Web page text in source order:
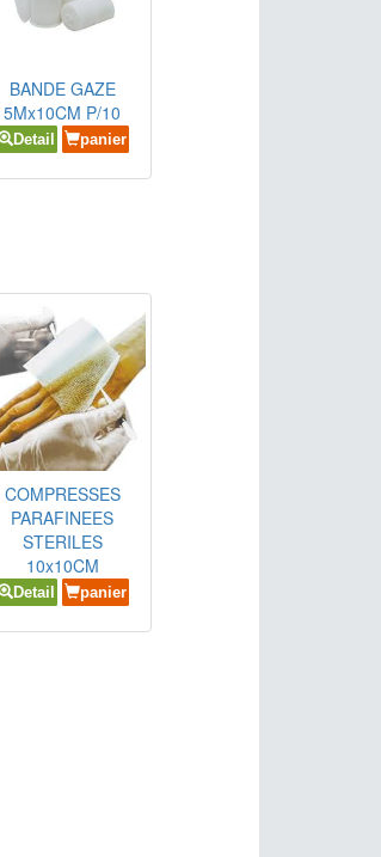
BANDE GAZE
5Mx10CM P/10
Detail panier
COMPRESSES
PARAFINEES
STERILES
10x10CM
Detail panier